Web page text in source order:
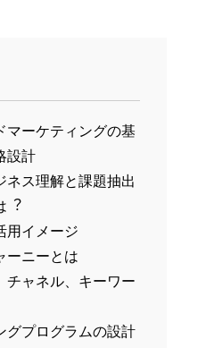
マーケティングの基
設計
ネス理解と課題抽出
︖
⽤イメージ
ーニーとは
チャネル、キーワー
グプログラムの設計